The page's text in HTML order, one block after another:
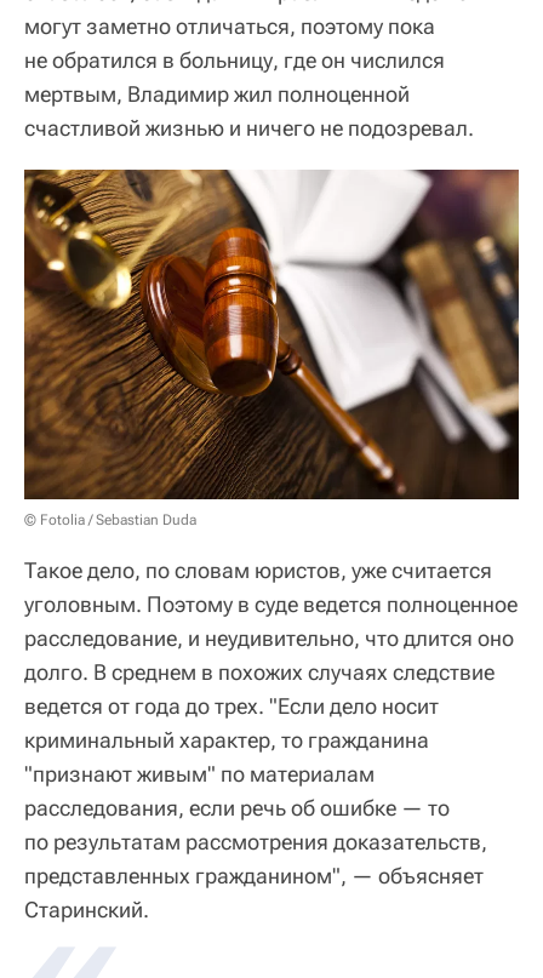
могут заметно отличаться, поэтому пока
не обратился в больницу, где он числился
мертвым, Владимир жил полноценной
счастливой жизнью и ничего не подозревал.
© Fotolia / Sebastian Duda
Такое дело, по словам юристов, уже считается
уголовным. Поэтому в суде ведется полноценное
расследование, и неудивительно, что длится оно
долго. В среднем в похожих случаях следствие
ведется от года до трех. "Если дело носит
криминальный характер, то гражданина
"признают живым" по материалам
расследования, если речь об ошибке — то
по результатам рассмотрения доказательств,
представленных гражданином", — объясняет
Старинский.